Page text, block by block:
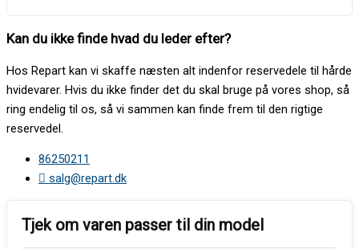
Kan du ikke finde hvad du leder efter?
Hos Repart kan vi skaffe næsten alt indenfor reservedele til hårde
hvidevarer. Hvis du ikke finder det du skal bruge på vores shop, så
ring endelig til os, så vi sammen kan finde frem til den rigtige
reservedel.
86250211
salg@repart.dk